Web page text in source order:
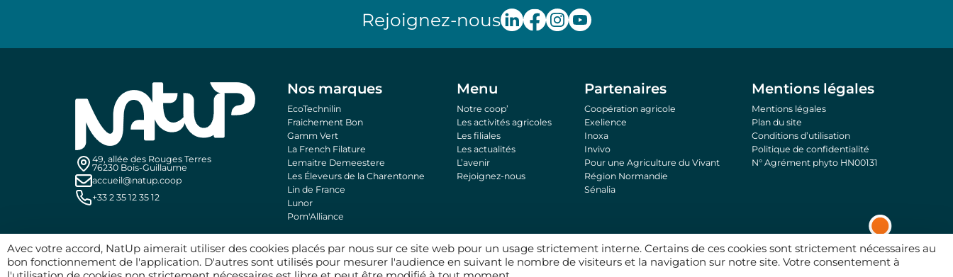
Avec votre accord, NatUp aimerait utiliser des cookies placés par nous sur ce site web pour un usage strictement interne. Certains de ces cookies sont strictement nécessaires au
bon fonctionnement de l'application. D'autres sont utilisés pour mesurer l'audience en suivant le nombre de visiteurs et la navigation sur notre site. Votre consentement à
Rejoignez-nous
49, allée des Rouges Terres
76230 Bois-Guillaume
accueil@natup.coop
+33 2 35 12 35 12
Nos marques
EcoTechnilin
Fraichement Bon
Gamm Vert
La French Filature
Lemaitre Demeestere
Les Éleveurs de la Charentonne
Lin de France
Lunor
Pom'Alliance
Menu
Notre coop’
Les activités agricoles
Les filiales
Les actualités
L’avenir
Rejoignez-nous
Partenaires
Coopération agricole
Exelience
Inoxa
Invivo
Pour une Agriculture du Vivant
Région Normandie
Sénalia
Mentions légales
Mentions légales
Plan du site
Conditions d’utilisation
Politique de confidentialité
N° Agrément phyto HN00131
© 2026 NatUp. Tous droits réservés.